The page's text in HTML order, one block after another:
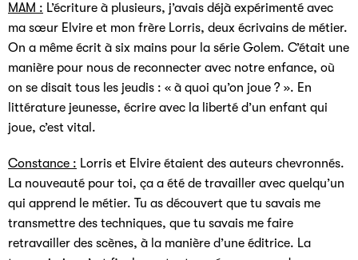
MAM : L’écriture à plusieurs, j’avais déjà expérimenté avec
ma sœur Elvire et mon frère Lorris, deux écrivains de métier.
On a même écrit à six mains pour la série Golem. C’était une
manière pour nous de reconnecter avec notre enfance, où
on se disait tous les jeudis : « à quoi qu’on joue ? ». En
littérature jeunesse, écrire avec la liberté d’un enfant qui
joue, c’est vital.
Constance : Lorris et Elvire étaient des auteurs chevronnés.
La nouveauté pour toi, ça a été de travailler avec quelqu’un
qui apprend le métier. Tu as découvert que tu savais me
transmettre des techniques, que tu savais me faire
retravailler des scènes, à la manière d’une éditrice. La